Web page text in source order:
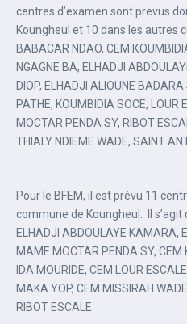
centres d’examen sont prevus
Koungheul et 10 dans les autres
BABACAR NDAO, СЕМ
NGAGNE BA, ELHADJI
DIOP, ELHADJI ALIOUNE
PATHE, KOUMBIDIA SOCE, LOUR
MOCTAR PENDA SY, RIBOT
THIALY NDIEME WADE, SAINT
Pour le BFEM, il est prévu 11
commune de Koungheul. Il
ELHADJI ABDOULAYE KAMARA,
MAME MOCTAR PENDA SY, CEM
IDA MOURIDE, CEM LOUR
MAKA YOP, CEM MISSIRAH
RIBOT ESCALE.